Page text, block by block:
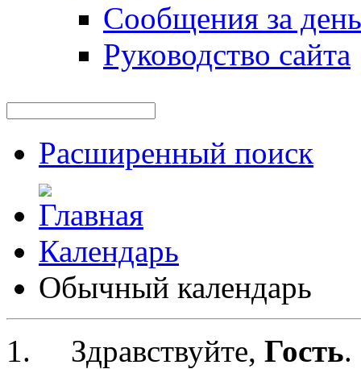
Сообщения за день
Руководство сайта
Расширенный поиск
Календарь
Обычный календарь
Здравствуйте, Гость.